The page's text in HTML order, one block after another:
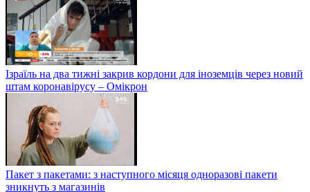
Ізраїль на два тижні закрив кордони для іноземців через новий
штам коронавірусу – Омікрон
Пакет з пакетами: з наступного місяця одноразові пакети
зникнуть з магазинів